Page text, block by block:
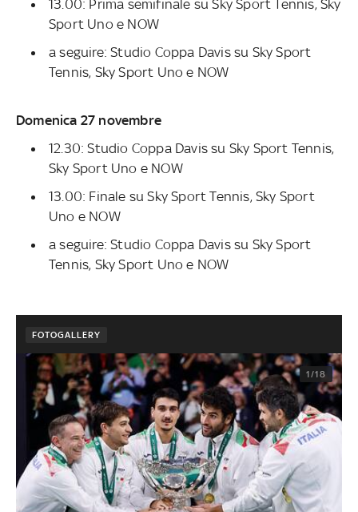
13.00: Prima semifinale su Sky Sport Tennis, Sky
Sport Uno e NOW
a seguire: Studio Coppa Davis su Sky Sport
Tennis, Sky Sport Uno e NOW
Domenica 27 novembre
12.30: Studio Coppa Davis su Sky Sport Tennis,
Sky Sport Uno e NOW
13.00: Finale su Sky Sport Tennis, Sky Sport
Uno e NOW
a seguire: Studio Coppa Davis su Sky Sport
Tennis, Sky Sport Uno e NOW
FOTOGALLERY
1/18